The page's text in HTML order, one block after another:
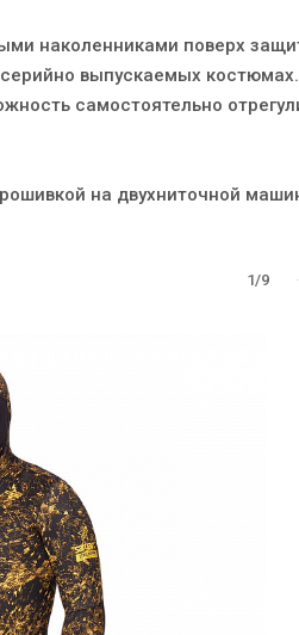
наколенниками поверх
выпускаемых
самостоятельно
на двухниточной
1/9